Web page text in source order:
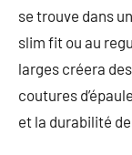
se trouve dans
slim fit ou au
larges créera
coutures
et la durabilité